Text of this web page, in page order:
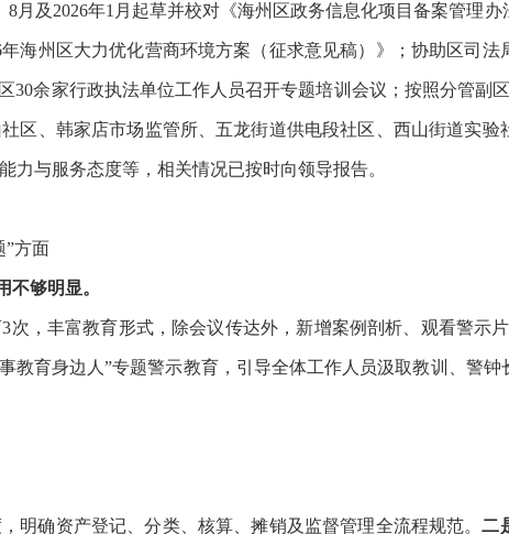
月及2026年1月起草并校对《海州区政务信息化项目备案管理
海州区大力优化营商环境方案（征求意见稿）》；协助区司法
30余家行政执法单位工作人员召开专题培训会议；按照分管副
区、韩家店市场监管所、五龙街道供电段社区、西山街道实
力与服务态度等，相关情况已按时向领导报告。
”方面
不够明显。
3次，丰富教育形式，除会议传达外，新增案例剖析、观看警示
教育身边人”专题警示教育，引导全体工作人员汲取教训、警
明确资产登记、分类、核算、摊销及监督管理全流程规范。二